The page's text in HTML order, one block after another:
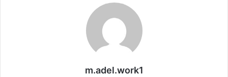
m.adel.work1